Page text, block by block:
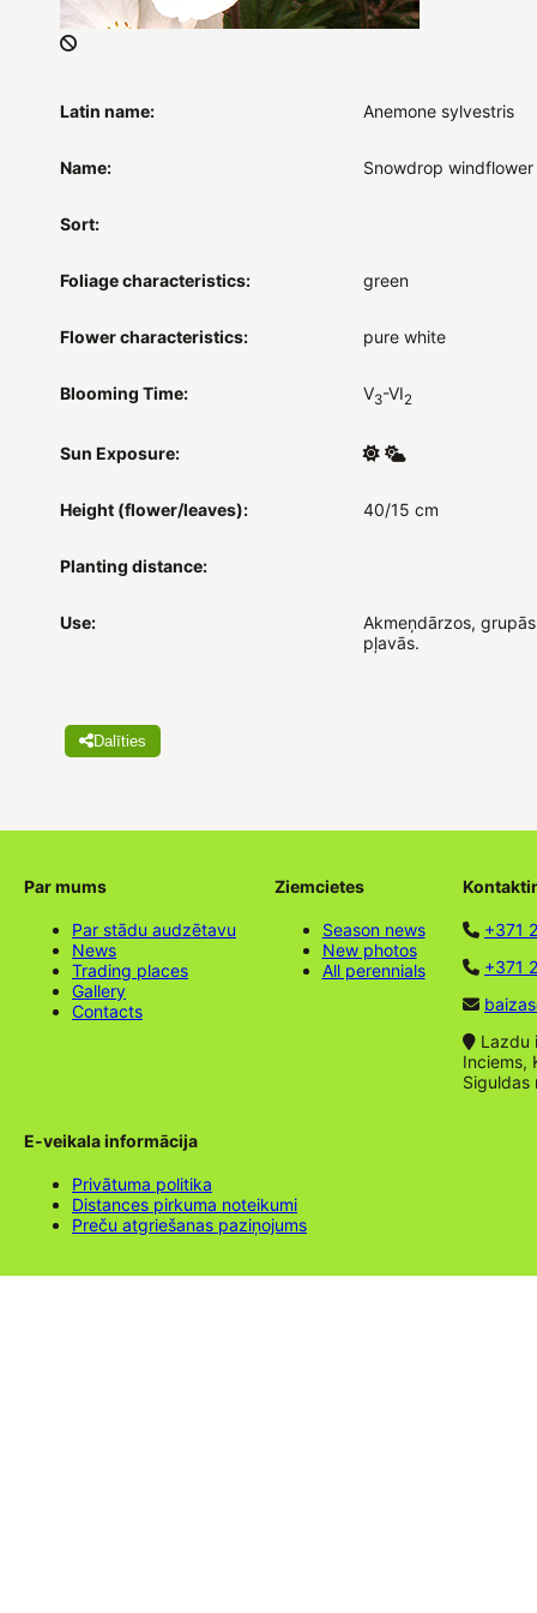
Latin name: Anemone sylvestris
Name: Snowdrop windflower
Sort:
Foliage characteristics: green
Flower characteristics: pure white
Blooming Time: V3-VI2
Sun Exposure:
Height (flower/leaves): 40/15 cm
Planting distance:
Use:
Akmeņdārzos,
pļavās.
Dalīties
Par mums
Par stādu audzētavu
News
Trading places
Gallery
Contacts
Ziemcietes
Season news
New photos
All perennials
+371
+371
Lazdu
Inciems,
Siguldas
E-veikala informācija
Privātuma politika
Distances pirkuma noteikumi
Preču atgriešanas paziņojums